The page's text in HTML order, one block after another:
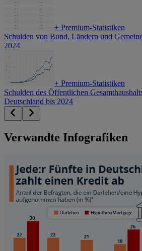
+ Premium-Statistiken
Schulden von Bund, Ländern und
2024
+ Premium-Statistiken
Schulden des Öffentlichen
Deutschland bis 2024
Verwandte Infografiken